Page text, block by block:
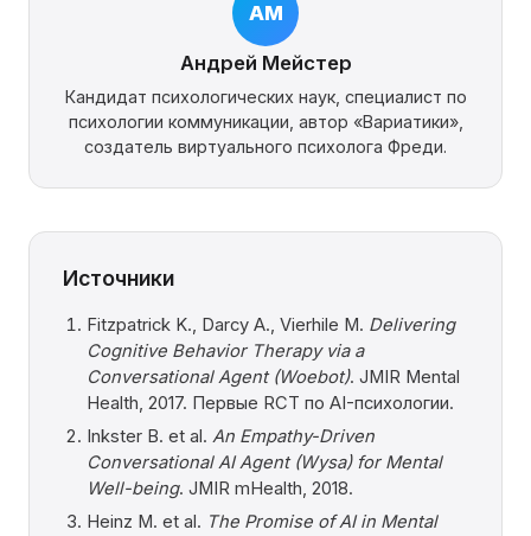
АМ
Андрей Мейстер
Кандидат психологических наук, специалист по
психологии коммуникации, автор «Вариатики»,
создатель виртуального психолога Фреди.
Источники
Fitzpatrick K., Darcy A., Vierhile M. Delivering
Cognitive Behavior Therapy via a
Conversational Agent (Woebot). JMIR Mental
Health, 2017. Первые RCT по AI-психологии.
Inkster B. et al. An Empathy-Driven
Conversational AI Agent (Wysa) for Mental
Well-being. JMIR mHealth, 2018.
Heinz M. et al. The Promise of AI in Mental